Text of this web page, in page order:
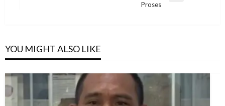
Proses
YOU MIGHT ALSO LIKE